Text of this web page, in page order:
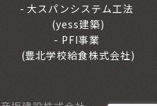
大スパンシステム工法
(yess建築)
PFI事業
(豊北学校給食株式会社)